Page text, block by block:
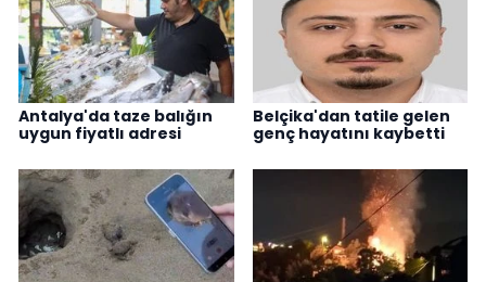
Antalya'da taze balığın
uygun fiyatlı adresi
Belçika'dan tatile gelen
genç hayatını kaybetti